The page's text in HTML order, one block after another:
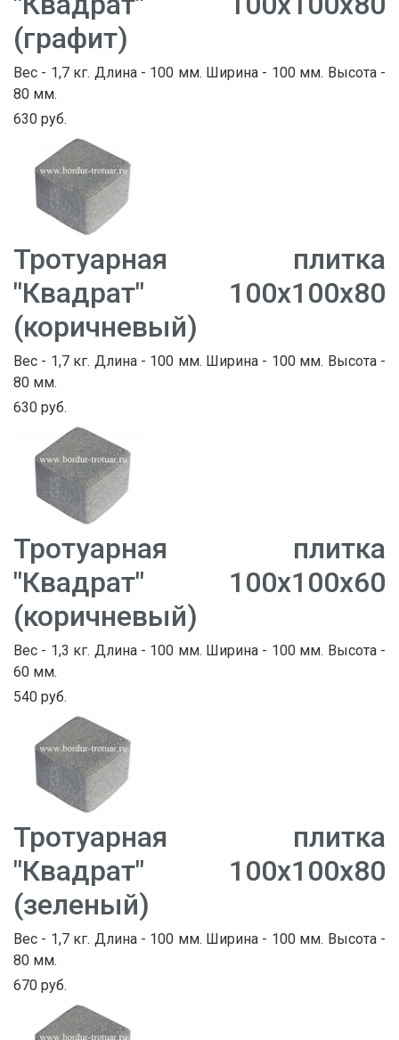
(графит)
Вес - 1,7 кг. Длина - 100 мм. Ширина - 100 мм. Высота -
80 мм.
630 руб.
Тротуарная плитка
"Квадрат" 100х100х80
(коричневый)
Вес - 1,7 кг. Длина - 100 мм. Ширина - 100 мм. Высота -
80 мм.
630 руб.
Тротуарная плитка
"Квадрат" 100х100х60
(коричневый)
Вес - 1,3 кг. Длина - 100 мм. Ширина - 100 мм. Высота -
60 мм.
540 руб.
Тротуарная плитка
"Квадрат" 100х100х80
(зеленый)
Вес - 1,7 кг. Длина - 100 мм. Ширина - 100 мм. Высота -
80 мм.
670 руб.